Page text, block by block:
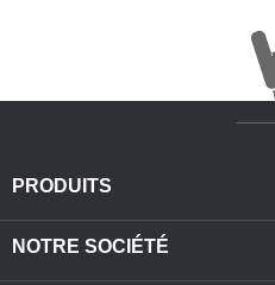
PRODUITS
NOTRE SOCIÉTÉ